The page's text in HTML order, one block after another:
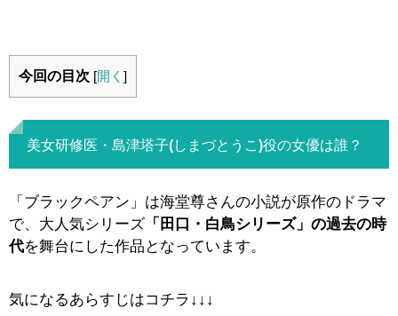
今回の目次 [開く ]
美女研修医・島津塔子(しまづとうこ)役の女優は誰？
「ブラックペアン」は海堂尊さんの小説が原作のドラマ
で、大人気シリーズ 「田口・白鳥シリーズ」の過去の時
代を舞台にした作品となっています。
気になるあらすじはコチラ↓↓↓